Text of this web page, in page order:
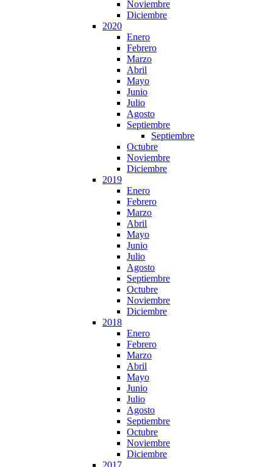
Noviembre
Diciembre
2020
Enero
Febrero
Marzo
Abril
Mayo
Junio
Julio
Agosto
Septiembre
Septiembre
Octubre
Noviembre
Diciembre
2019
Enero
Febrero
Marzo
Abril
Mayo
Junio
Julio
Agosto
Septiembre
Octubre
Noviembre
Diciembre
2018
Enero
Febrero
Marzo
Abril
Mayo
Junio
Julio
Agosto
Septiembre
Octubre
Noviembre
Diciembre
2017